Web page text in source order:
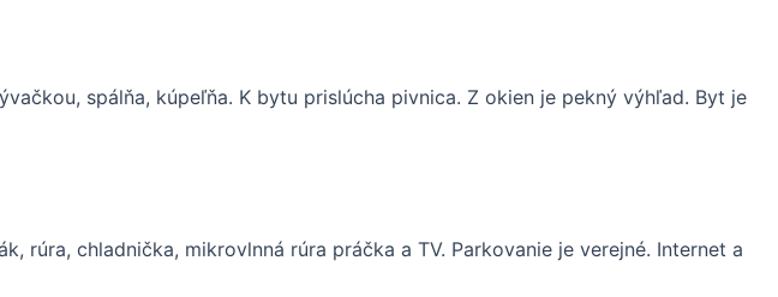
spálňa, kúpeľňa. K bytu prislúcha pivnica. Z okien je pekný výhľad. Byt je
rúra, chladnička, mikrovlnná rúra práčka a TV. Parkovanie je verejné. Internet a